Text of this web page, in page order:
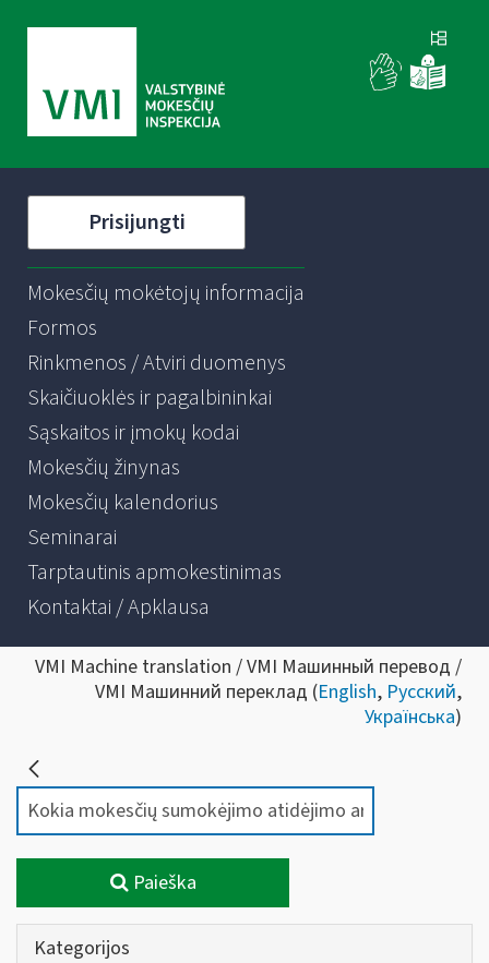
Prisijungti
Mokesčių mokėtojų informacija
Formos
Rinkmenos / Atviri duomenys
Skaičiuoklės ir pagalbininkai
Sąskaitos ir įmokų kodai
Mokesčių žinynas
Mokesčių kalendorius
Seminarai
Tarptautinis apmokestinimas
Kontaktai / Apklausa
VMI Machine translation / VMI Машинный перевод /
VMI Машинний переклад (English, Русский,
Українська)
Paieška
Kategorijos